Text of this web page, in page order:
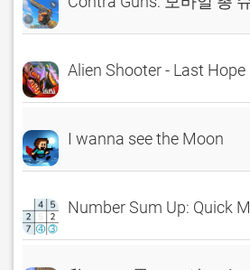
Alien Shooter - Last Hope
I wanna see the Moon
Number Sum Up: Quick